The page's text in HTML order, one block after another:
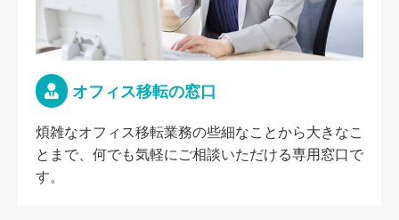
オフィス移転の窓口
煩雑なオフィス移転業務の些細なことから大きなこ
とまで、何でも気軽にご相談いただける専用窓口で
す。